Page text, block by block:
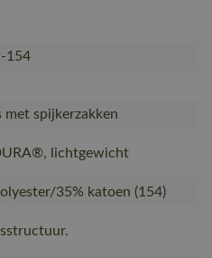
154
met spijkerzakken
lichtgewicht
35% katoen (154)